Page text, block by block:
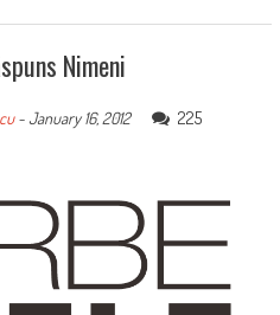
Nimeni
-January 16, 2012
225